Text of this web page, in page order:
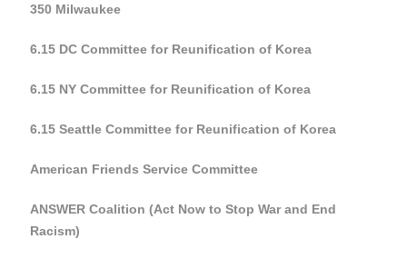
350 Milwaukee
6.15 DC Committee for Reunification of Korea
6.15 NY Committee for Reunification of Korea
6.15 Seattle Committee for Reunification of Korea
American Friends Service Committee
ANSWER Coalition (Act Now to Stop War and End
Racism)